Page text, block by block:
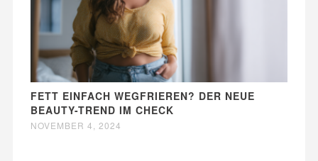
FETT EINFACH WEGFRIEREN? DER NEUE
BEAUTY-TREND IM CHECK
NOVEMBER 4, 2024